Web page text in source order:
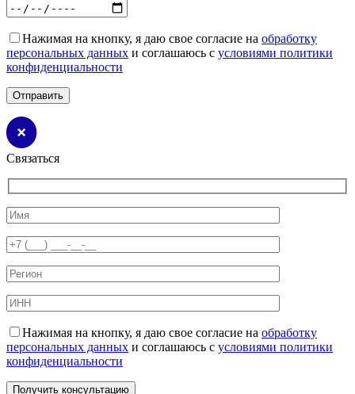
Нажимая на кнопку, я даю свое согласие на обработку
персональных данных и соглашаюсь с условиями политики
конфиденциальности
Связаться
Нажимая на кнопку, я даю свое согласие на обработку
персональных данных и соглашаюсь с условиями политики
конфиденциальности